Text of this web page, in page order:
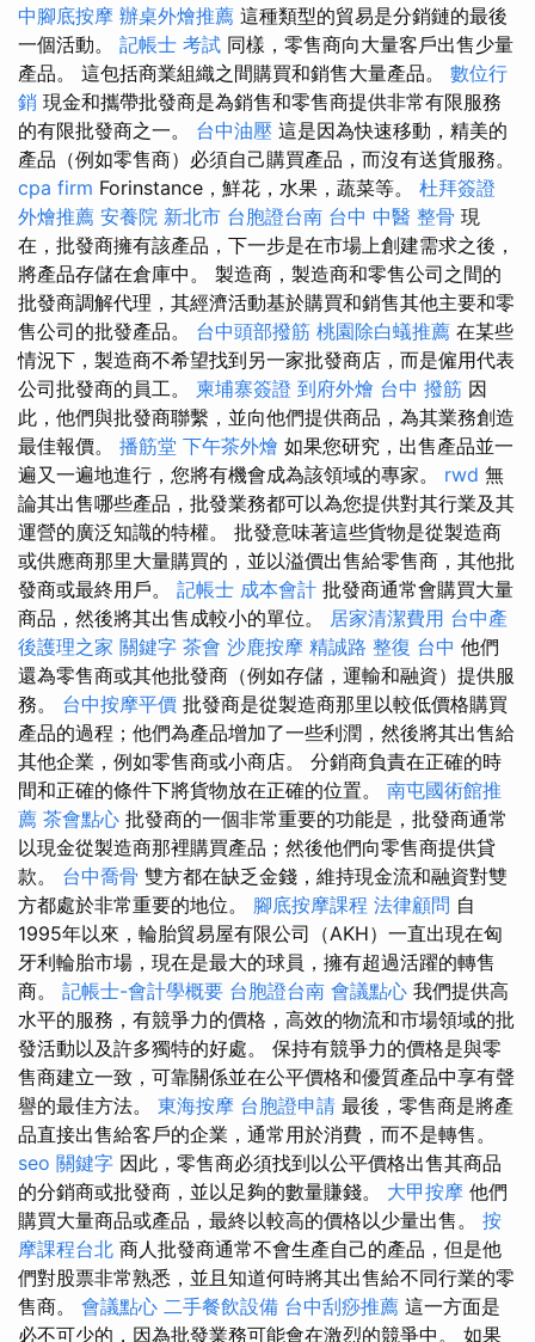
中腳底按摩 辦桌外燴推薦 這種類型的貿易是分銷鏈的最後
一個活動。 記帳士 考試 同樣，零售商向大量客戶出售少量
產品。 這包括商業組織之間購買和銷售大量產品。 數位行
銷 現金和攜帶批發商是為銷售和零售商提供非常有限服務
的有限批發商之一。 台中油壓 這是因為快速移動，精美的
產品（例如零售商）必須自己購買產品，而沒有送貨服務。
cpa firm Forinstance，鮮花，水果，蔬菜等。 杜拜簽證
外燴推薦 安養院 新北市 台胞證台南 台中 中醫 整骨 現
在，批發商擁有該產品，下一步是在市場上創建需求之後，
將產品存儲在倉庫中。 製造商，製造商和零售公司之間的
批發商調解代理，其經濟活動基於購買和銷售其他主要和零
售公司的批發產品。 台中頭部撥筋 桃園除白蟻推薦 在某些
情況下，製造商不希望找到另一家批發商店，而是僱用代表
公司批發商的員工。 柬埔寨簽證 到府外燴 台中 撥筋 因
此，他們與批發商聯繫，並向他們提供商品，為其業務創造
最佳報價。 播筋堂 下午茶外燴 如果您研究，出售產品並一
遍又一遍地進行，您將有機會成為該領域的專家。 rwd 無
論其出售哪些產品，批發業務都可以為您提供對其行業及其
運營的廣泛知識的特權。 批發意味著這些貨物是從製造商
或供應商那里大量購買的，並以溢價出售給零售商，其他批
發商或最終用戶。 記帳士 成本會計 批發商通常會購買大量
商品，然後將其出售成較小的單位。 居家清潔費用 台中產
後護理之家 關鍵字 茶會 沙鹿按摩 精誠路 整復 台中 他們
還為零售商或其他批發商（例如存儲，運輸和融資）提供服
務。 台中按摩平價 批發商是從製造商那里以較低價格購買
產品的過程；他們為產品增加了一些利潤，然後將其出售給
其他企業，例如零售商或小商店。 分銷商負責在正確的時
間和正確的條件下將貨物放在正確的位置。 南屯國術館推
薦 茶會點心 批發商的一個非常重要的功能是，批發商通常
以現金從製造商那裡購買產品；然後他們向零售商提供貸
款。 台中喬骨 雙方都在缺乏金錢，維持現金流和融資對雙
方都處於非常重要的地位。 腳底按摩課程 法律顧問 自
1995年以來，輪胎貿易屋有限公司（AKH）一直出現在匈
牙利輪胎市場，現在是最大的球員，擁有超過活躍的轉售
商。 記帳士-會計學概要 台胞證台南 會議點心 我們提供高
水平的服務，有競爭力的價格，高效的物流和市場領域的批
發活動以及許多獨特的好處。 保持有競爭力的價格是與零
售商建立一致，可靠關係並在公平價格和優質產品中享有聲
譽的最佳方法。 東海按摩 台胞證申請 最後，零售商是將產
品直接出售給客戶的企業，通常用於消費，而不是轉售。
seo 關鍵字 因此，零售商必須找到以公平價格出售其商品
的分銷商或批發商，並以足夠的數量賺錢。 大甲按摩 他們
購買大量商品或產品，最終以較高的價格以少量出售。 按
摩課程台北 商人批發商通常不會生產自己的產品，但是他
們對股票非常熟悉，並且知道何時將其出售給不同行業的零
售商。 會議點心 二手餐飲設備 台中刮痧推薦 這一方面是
必不可少的，因為批發業務可能會在激烈的競爭中。 如果